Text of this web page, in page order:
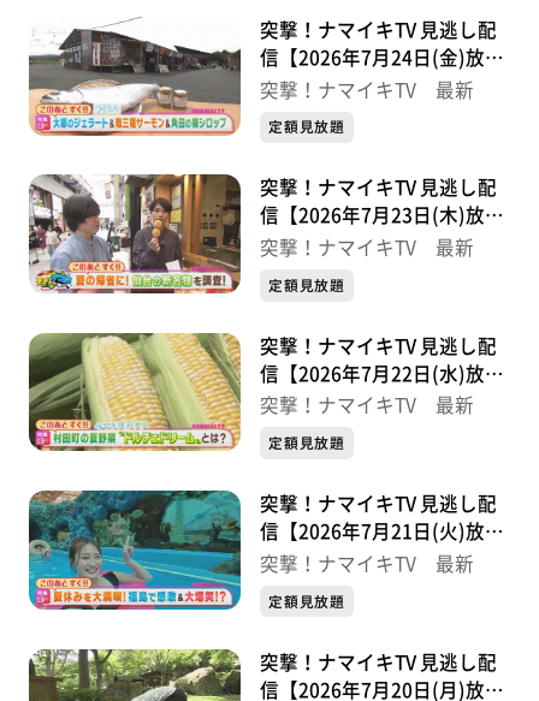
突撃！ナマイキTV 見逃し配
信【2026年7月24日(金)放送
分】
突撃！ナマイキTV 最新
定額見放題
突撃！ナマイキTV 見逃し配
信【2026年7月23日(木)放送
分】
突撃！ナマイキTV 最新
定額見放題
突撃！ナマイキTV 見逃し配
信【2026年7月22日(水)放送
分】
突撃！ナマイキTV 最新
定額見放題
突撃！ナマイキTV 見逃し配
信【2026年7月21日(火)放送
分】
突撃！ナマイキTV 最新
定額見放題
突撃！ナマイキTV 見逃し配
信【2026年7月20日(月)放送